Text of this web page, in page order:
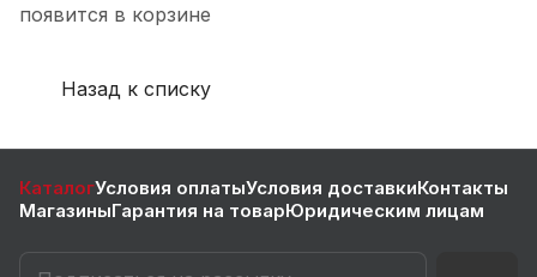
появится в корзине
Назад к списку
КаталогУсловия оплатыУсловия доставкиКонтакты
МагазиныГарантия на товарЮридическим лицам